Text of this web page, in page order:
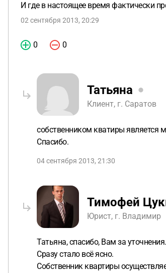
И где в настоящее время фактически
02 сентября 2013, 20:29
0 0
Татьяна
Клиент, г. Саратов
собственником кватиры является
Спасибо.
04 сентября 2013, 21:30
Тимофей
Юрист, г. Владимир
Татьяна, спасибо, Вам за уточнения.
Сразу стало всё ясно.
Собственник квартиры